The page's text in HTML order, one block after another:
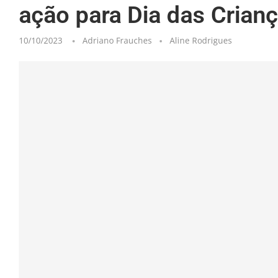
ação para Dia das
10/10/2023 Adriano Frauches Aline Rodrigues